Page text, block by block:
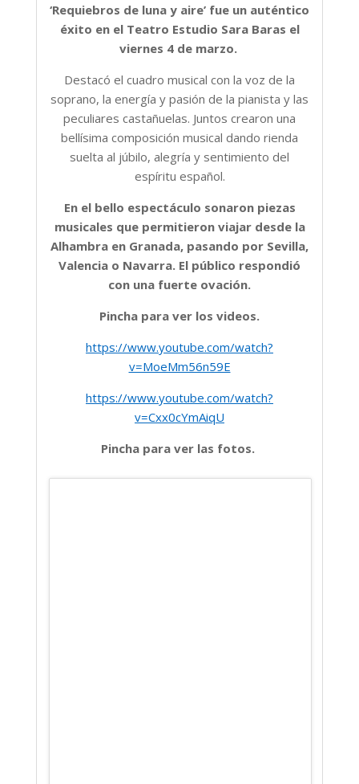
‘Requiebros de luna y aire’ fue un auténtico
éxito en el Teatro Estudio Sara Baras el
viernes 4 de marzo.
Destacó el cuadro musical con la voz de la
soprano, la energía y pasión de la pianista y las
peculiares castañuelas. Juntos crearon una
bellísima composición musical dando rienda
suelta al júbilo, alegría y sentimiento del
espíritu español.
En el bello espectáculo sonaron piezas
musicales que permitieron viajar desde la
Alhambra en Granada, pasando por Sevilla,
Valencia o Navarra. El público respondió
con una fuerte ovación.
Pincha para ver los videos.
https://www.youtube.com/watch?
v=MoeMm56n59E
https://www.youtube.com/watch?
v=Cxx0cYmAiqU
Pincha para ver las fotos.